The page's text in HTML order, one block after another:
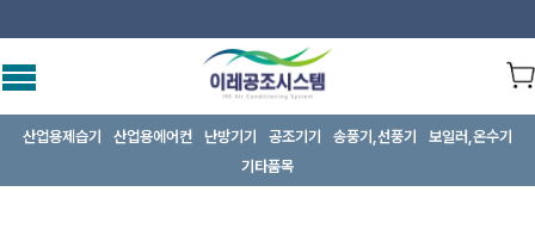
산업용제습기 산업용에어컨 난방기기 공조기기 송풍기,선풍기
보일러,온수기
기타품목